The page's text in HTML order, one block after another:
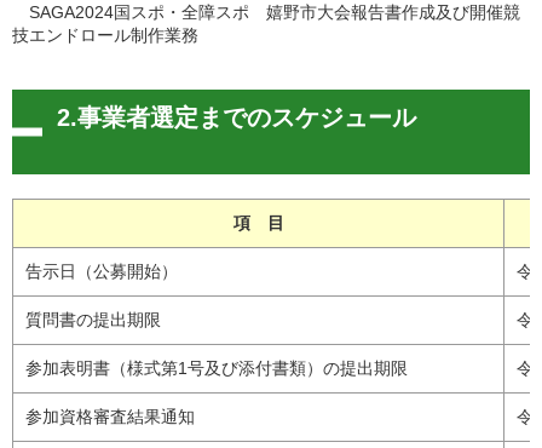
SAGA2024国スポ・全障スポ 嬉野市大会報告書作成及び開催競
技エンドロール制作業務
2.事業者選定までのスケジュール
項 目
告示日（公募開始） 令
質問書の提出期限 令
参加表明書（様式第1号及び添付書類）の提出期限 令
参加資格審査結果通知 令